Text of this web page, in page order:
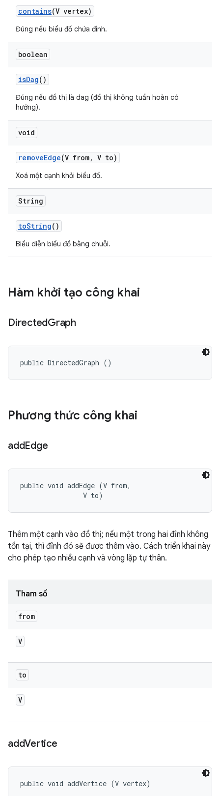
contains(V vertex)
Đúng nếu biểu đồ chứa đỉnh.
boolean
isDag()
Đúng nếu đồ thị là dag (đồ thị không tuần hoàn có
hướng).
void
removeEdge(V from, V to)
Xoá một cạnh khỏi biểu đồ.
String
toString()
Biểu diễn biểu đồ bằng chuỗi.
Hàm khởi tạo công khai
DirectedGraph
public DirectedGraph ()
Phương thức công khai
addEdge
public void addEdge (V from,
                V to)
Thêm một cạnh vào đồ thị; nếu một trong hai đỉnh không
tồn tại, thì đỉnh đó sẽ được thêm vào. Cách triển khai này
cho phép tạo nhiều cạnh và vòng lặp tự thân.
Tham số
from
V
to
V
addVertice
public void addVertice (V vertex)